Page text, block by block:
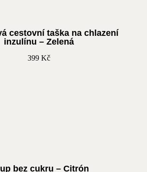
cestovní taška na chlazení
inzulínu – Zelená
399 Kč
bez cukru – Citrón